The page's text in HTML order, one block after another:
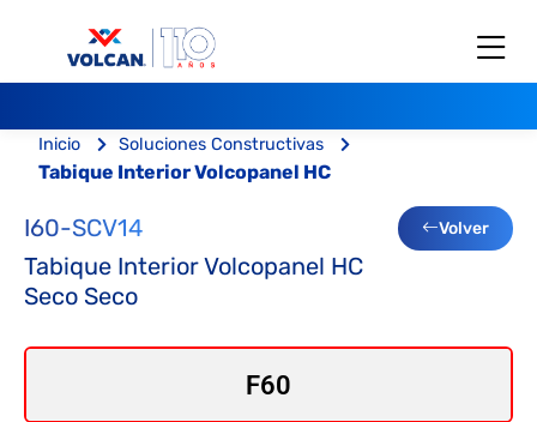
Inicio Soluciones Constructivas
Tabique Interior Volcopanel HC
I60-SCV14 Volver
Tabique Interior Volcopanel HC
Seco Seco
F60